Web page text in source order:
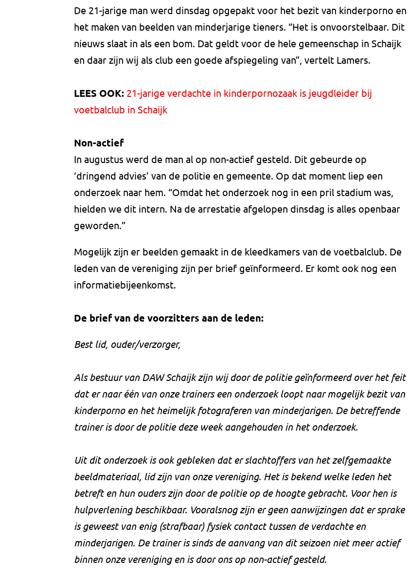
De 21-jarige man werd dinsdag opgepakt voor het bezit van kinderporno en
het maken van beelden van minderjarige tieners. “Het is onvoorstelbaar. Dit
nieuws slaat in als een bom. Dat geldt voor de hele gemeenschap in Schaijk
en daar zijn wij als club een goede afspiegeling van”, vertelt Lamers.
LEES OOK: 21-jarige verdachte in kinderpornozaak is jeugdleider bij
voetbalclub in Schaijk
Non-actief
In augustus werd de man al op non-actief gesteld. Dit gebeurde op
‘dringend advies’ van de politie en gemeente. Op dat moment liep een
onderzoek naar hem. “Omdat het onderzoek nog in een pril stadium was,
hielden we dit intern. Na de arrestatie afgelopen dinsdag is alles openbaar
geworden.”
Mogelijk zijn er beelden gemaakt in de kleedkamers van de voetbalclub. De
leden van de vereniging zijn per brief geïnformeerd. Er komt ook nog een
informatiebijeenkomst.
De brief van de voorzitters aan de leden:
Best lid, ouder/verzorger,
Als bestuur van DAW Schaijk zijn wij door de politie geïnformeerd over het feit
dat er naar één van onze trainers een onderzoek loopt naar mogelijk bezit van
kinderporno en het heimelijk fotograferen van minderjarigen. De betreffende
trainer is door de politie deze week aangehouden in het onderzoek.
Uit dit onderzoek is ook gebleken dat er slachtoffers van het zelfgemaakte
beeldmateriaal, lid zijn van onze vereniging. Het is bekend welke leden het
betreft en hun ouders zijn door de politie op de hoogte gebracht. Voor hen is
hulpverlening beschikbaar. Vooralsnog zijn er geen aanwijzingen dat er sprake
is geweest van enig (strafbaar) fysiek contact tussen de verdachte en
minderjarigen. De trainer is sinds de aanvang van dit seizoen niet meer actief
binnen onze vereniging en is door ons op non-actief gesteld.